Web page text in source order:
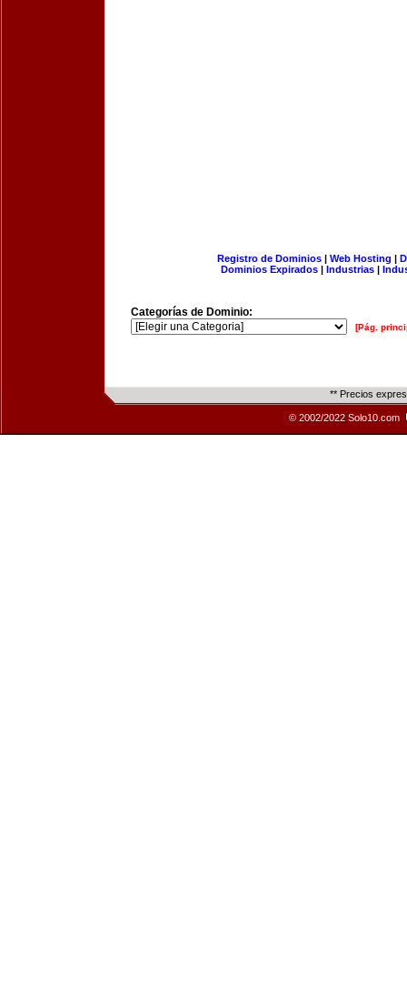
Registro de Dominios| Web Hosting |
Dominios Expirados | Industrias |
Categorías de Dominio:
[Pág.
** Precios
© 2002/2022 Solo10.com